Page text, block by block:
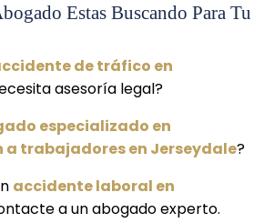
Estas Buscando Para Tu
de tráfico en
asesoría legal?
especializado en
a trabajadores en Jerseydale?
accidente laboral en
a un abogado experto.